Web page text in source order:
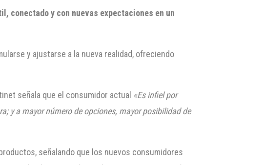
conectado y con nuevas expectaciones en un
y ajustarse a la nueva realidad, ofreciendo
señala que el consumidor actual «Es infiel por
y a mayor número de opciones, mayor posibilidad de
señalando que los nuevos consumidores